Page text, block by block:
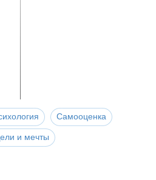
Самооценка
и мечты